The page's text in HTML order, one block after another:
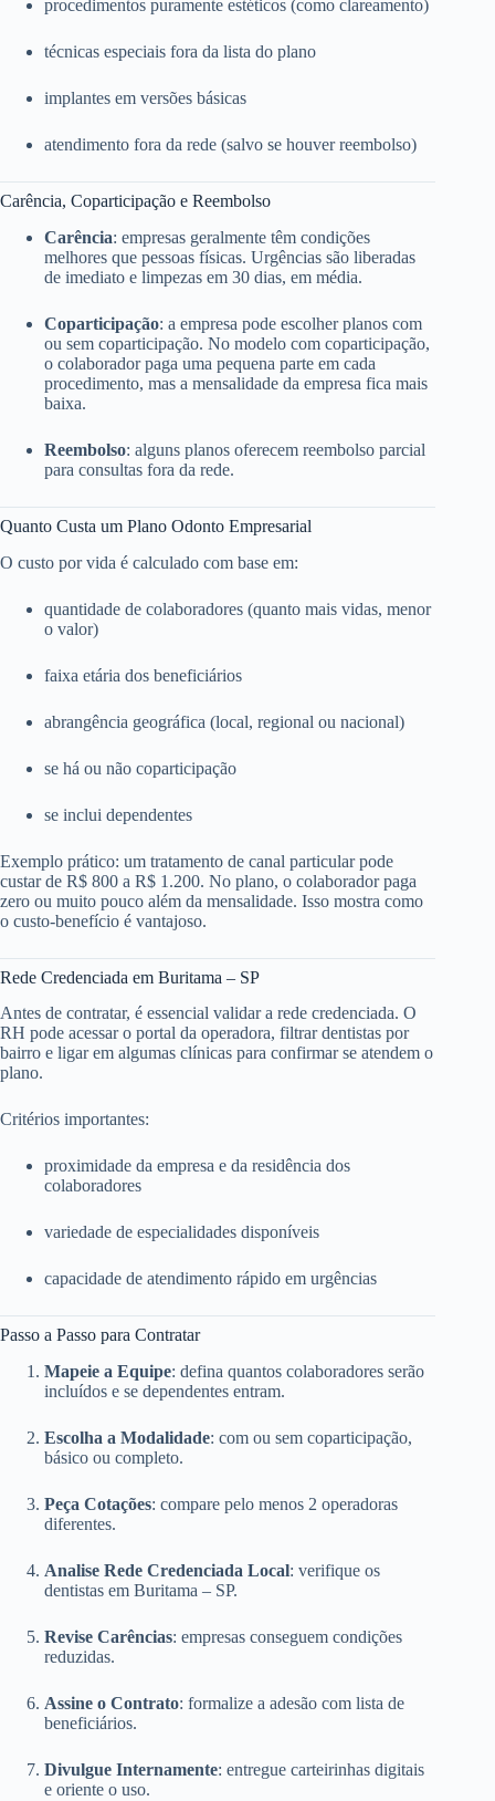
procedimentos puramente estéticos (como clareamento)
técnicas especiais fora da lista do plano
implantes em versões básicas
atendimento fora da rede (salvo se houver reembolso)
Carência, Coparticipação e Reembolso
Carência: empresas geralmente têm condições
melhores que pessoas físicas. Urgências são liberadas
de imediato e limpezas em 30 dias, em média.
Coparticipação: a empresa pode escolher planos com
ou sem coparticipação. No modelo com coparticipação,
o colaborador paga uma pequena parte em cada
procedimento, mas a mensalidade da empresa fica mais
baixa.
Reembolso: alguns planos oferecem reembolso parcial
para consultas fora da rede.
Quanto Custa um Plano Odonto Empresarial
O custo por vida é calculado com base em:
quantidade de colaboradores (quanto mais vidas, menor
o valor)
faixa etária dos beneficiários
abrangência geográfica (local, regional ou nacional)
se há ou não coparticipação
se inclui dependentes
Exemplo prático: um tratamento de canal particular pode
custar de R$ 800 a R$ 1.200. No plano, o colaborador paga
zero ou muito pouco além da mensalidade. Isso mostra como
o custo-benefício é vantajoso.
Rede Credenciada em Buritama – SP
Antes de contratar, é essencial validar a rede credenciada. O
RH pode acessar o portal da operadora, filtrar dentistas por
bairro e ligar em algumas clínicas para confirmar se atendem o
plano.
Critérios importantes:
proximidade da empresa e da residência dos
colaboradores
variedade de especialidades disponíveis
capacidade de atendimento rápido em urgências
Passo a Passo para Contratar
Mapeie a Equipe: defina quantos colaboradores serão
incluídos e se dependentes entram.
Escolha a Modalidade: com ou sem coparticipação,
básico ou completo.
Peça Cotações: compare pelo menos 2 operadoras
diferentes.
Analise Rede Credenciada Local: verifique os
dentistas em Buritama – SP.
Revise Carências: empresas conseguem condições
reduzidas.
Assine o Contrato: formalize a adesão com lista de
beneficiários.
Divulgue Internamente: entregue carteirinhas digitais
e oriente o uso.